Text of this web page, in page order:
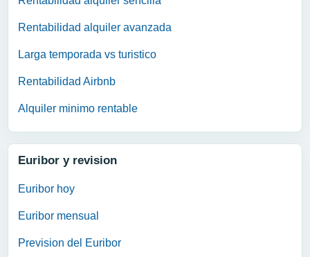
Rentabilidad alquiler avanzada
Larga temporada vs turistico
Rentabilidad Airbnb
Alquiler minimo rentable
Euribor y revision
Euribor hoy
Euribor mensual
Prevision del Euribor